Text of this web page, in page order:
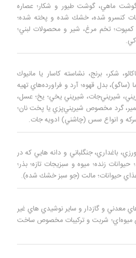
گوشت ماهي، گوشت طيور و شكار؛ عصاره
كنسرو شده، خشك شده و پخته شده؛
و كمپوت؛ تخم مرغ، شير و محصولات لبني؛
كاكائو، شكر، برنج، نشاسته كاسار يا مانيوك
(ساگو)، بدل قهوه؛ آرد و فراورده‌هاي تهيه
شيريني‌جات، شيريني يخي؛ یخ؛ عسل،
گرد مخصوص شيريني‌پزي يا پخت نان؛
و انواع سس (چاشني) ادويه جات.
باغداري، جنگلباني و دانه‌ هايي كه در
زنده؛ ميوه و سبزيجات تازه؛ بذر؛
حيوانات؛ مالت (جو سبز خشك شده).
آب‌هاي معدني و گازدار و ساير نوشيدي‌ هاي غير
ميوه‌اي؛ شربت و تركيبات مخصوص ساخت